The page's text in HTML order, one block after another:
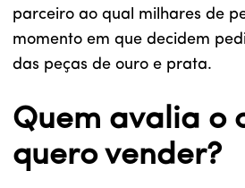
parceiro ao qual milhares de
momento em que decidem
das peças de ouro e prata.
Quem avalia o
quero vender?